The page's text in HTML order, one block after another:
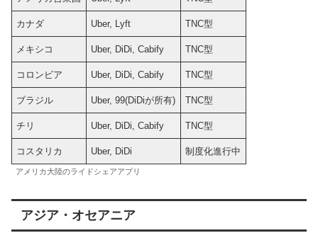
カナダ Uber, Lyft TNC型
メキシコ Uber, DiDi, Cabify TNC型
コロンビア Uber, DiDi, Cabify TNC型
ブラジル Uber, 99(DiDiが所有) TNC型
チリ Uber, DiDi, Cabify TNC型
コスタリカ Uber, DiDi 制度化進行中
アメリカ大陸のライドシェアアプリ
アジア・オセアニア